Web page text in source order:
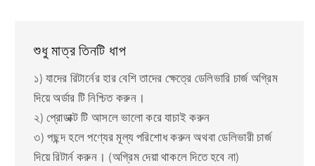
শুধু মাত্র তিনটি ধাপ
১) যাদের রিটার্নের হার বেশি তাদের ক্ষেত্রে ডেলিভারি চার্জ অগ্রিম
দিয়ে অর্ডার টি নিশ্চিত করুন।
২) প্রোডাক্ট টি আসলে ভালো করে যাচাই করুন
৩) পছন্দ হলে পণ্যের মূল্য পরিশোধ করুন অথবা ডেলিভারী চার্জ
দিয়ে রিটার্ন করুন। (অগ্রিম দেয়া থাকলে দিতে হবে না)